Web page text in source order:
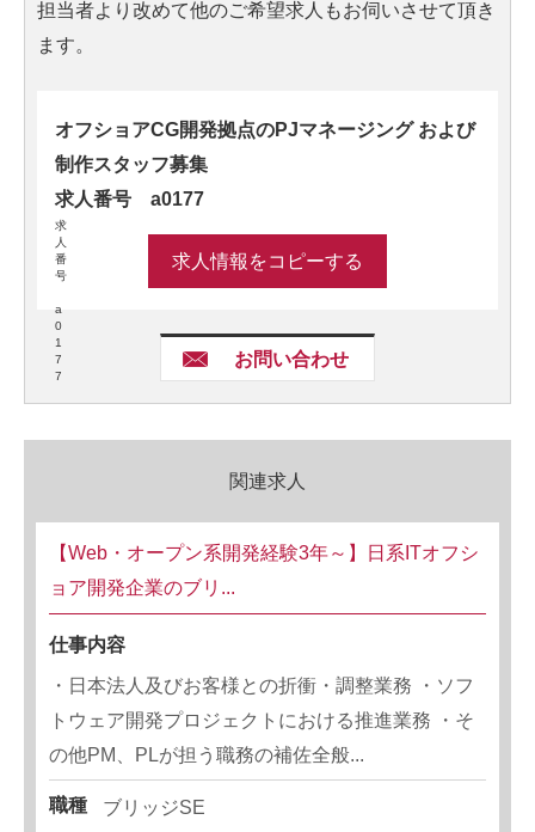
担当者より改めて他のご希望求人もお伺いさせて頂き
ます。
求
人
番
号
a
0
1
7
7
オフショアCG開発拠点のPJマネージング および
制作スタッフ募集
求人番号 a0177
求人情報をコピーする
お問い合わせ
関連求人
【Web・オープン系開発経験3年～】日系ITオフシ
ョア開発企業のブリ...
仕事内容
・日本法人及びお客様との折衝・調整業務 ・ソフ
トウェア開発プロジェクトにおける推進業務 ・そ
の他PM、PLが担う職務の補佐全般...
職種 ブリッジSE